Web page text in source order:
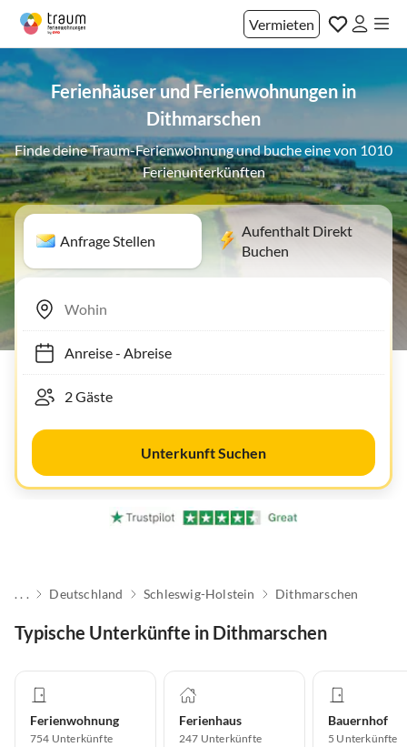
Vermieten
Ferienhäuser und Ferienwohnungen in
Dithmarschen
Finde deine Traum-Ferienwohnung und buche eine von 1010
Ferienunterkünften
Anfrage Stellen
Aufenthalt Direkt
Buchen
Anreise- Abreise
Unterkunft Suchen
. . . Deutschland Schleswig-Holstein Dithmarschen
Typische Unterkünfte in Dithmarschen
Ferienwohnung
754 Unterkünfte
Ferienhaus
247 Unterkünfte
Bauernhof
5 Unterkünfte